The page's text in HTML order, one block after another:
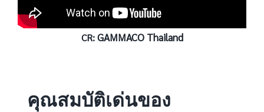
CR:GAMMACO Thailand
คุณสมบัติเด่นของ